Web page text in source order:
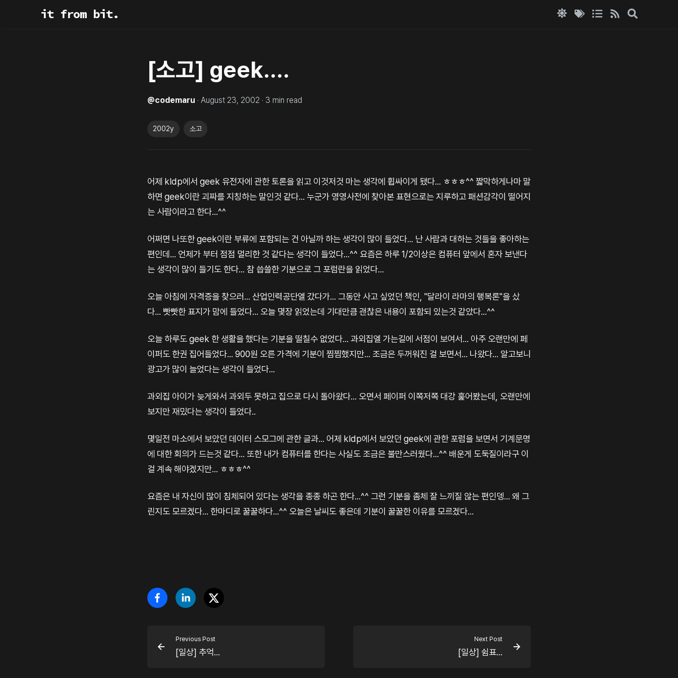
it from bit.
[소고] geek....
@codemaru · August 23, 2002 · 3 min read
2002y 소고
어제 kldp에서 geek 유전자에 관한 토론을 읽고 이것저것 마는 생각에 휩싸이게 됐다... ㅎㅎㅎ^^ 짧막하게나마 말
하면 geek이란 괴짜를 지칭하는 말인것 같다... 누군가 영영사전에 찾아본 표현으로는 지루하고 패션감각이 떨어지
는 사람이라고 한다...^^
어쩌면 나또한 geek이란 부류에 포함되는 건 아닐까 하는 생각이 많이 들었다... 난 사람과 대하는 것들을 좋아하는
편인데... 언제가 부터 점점 멀리한 것 같다는 생각이 들었다...^^ 요즘은 하루 1/2이상은 컴퓨터 앞에서 혼자 보낸다
는 생각이 많이 들기도 한다... 참 씁쓸한 기분으로 그 포럼란을 읽었다...
오늘 아침에 자격증을 찾으러... 산업인력공단엘 갔다가... 그동안 사고 싶었던 책인, "달라이 라마의 행복론"을 샀
다... 빳빳한 표지가 맘에 들었다... 오늘 몇장 읽었는데 기대만큼 괜찮은 내용이 포함되 있는것 같았다...^^
오늘 하루도 geek 한 생활을 했다는 기분을 떨칠수 없었다... 과외집엘 가는길에 서점이 보여서... 아주 오랜만에 페
이퍼도 한권 집어들었다... 900원 오른 가격에 기분이 찜찜했지만... 조금은 두꺼워진 걸 보면서... 나왔다... 알고보니
광고가 많이 늘었다는 생각이 들었다...
과외집 아이가 늦게와서 과외두 못하고 집으로 다시 돌아왔다... 오면서 페이퍼 이쪽저쪽 대강 훑어봤는데, 오랜만에
보지만 재밌다는 생각이 들었다..
몇일전 마소에서 보았던 데이터 스모그에 관한 글과... 어제 kldp에서 보았던 geek에 관한 포럼을 보면서 기계문명
에 대한 회의가 드는것 같다... 또한 내가 컴퓨터를 한다는 사실도 조금은 불만스러웠다...^^ 배운게 도둑질이라구 이
걸 계속 해야겠지만... ㅎㅎㅎ^^
요즘은 내 자신이 많이 침체되어 있다는 생각을 종종 하곤 한다...^^ 그런 기분을 좀체 잘 느끼질 않는 편인뎅... 왜 그
린지도 모르겠다... 한마디로 꿀꿀하다...^^ 오늘은 날씨도 좋은데 기분이 꿀꿀한 이유를 모르겠다...
Previous Post
[일상] 추억...
Next Post
[일상] 쉼표...